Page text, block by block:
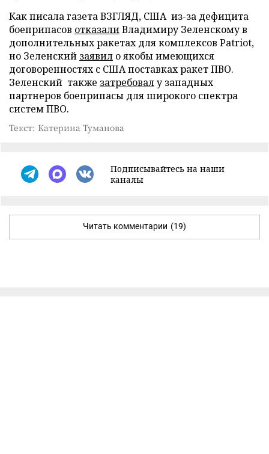
Как писала газета ВЗГЛЯД, США из-за дефицита
боеприпасов отказалиВладимиру Зеленскому в
дополнительных ракетах для комплексов Patriot,
но Зеленский заявил о якобы имеющихся
договоренностях с США поставках ракет ПВО.
Зеленский также затребовалу западных
партнеров боеприпасы для широкого спектра
систем ПВО.
Текст: Катерина Туманова
Подписывайтесь на наши
каналы
Читать комментарии (19)